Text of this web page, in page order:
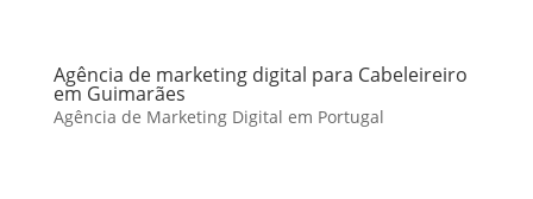
Agência de marketing digital para Cabeleireiro
em Guimarães
Agência de Marketing Digital em Portugal